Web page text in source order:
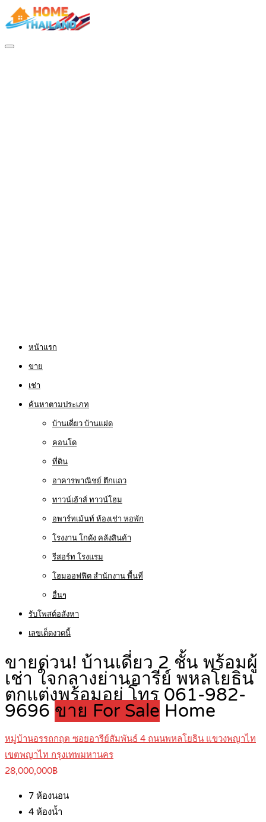
หน้าแรก
ขาย
เช่า
ค้นหาตามประเภท
บ้านเดี่ยว บ้านแฝด
คอนโด
ที่ดิน
อาคารพาณิชย์ ตึกแถว
ทาวน์เฮ้าส์ ทาวน์โฮม
อพาร์ทเม้นท์ ห้องเช่า หอพัก
โรงงาน โกดัง คลังสินค้า
รีสอร์ท โรงแรม
โฮมออฟฟิต สำนักงาน พื้นที่
อื่นๆ
รับโพสต์อสังหา
เลขเด็ดงวดนี้
ขายด่วน! บ้านเดี่ยว 2 ชั้น พร้อมผู้
เช่า ใจกลางย่านอารีย์ พหลโยธิน
ตกแต่งพร้อมอยู่ โทร 061-982-
9696 ขาย For Sale Home
หมู่บ้านอรรถกฤต ซอยอารีย์สัมพันธ์ 4 ถนนพหลโยธิน แขวงพญาไท
เขตพญาไท กรุงเทพมหานคร
28,000,000฿
7 ห้องนอน
4 ห้องน้ำ